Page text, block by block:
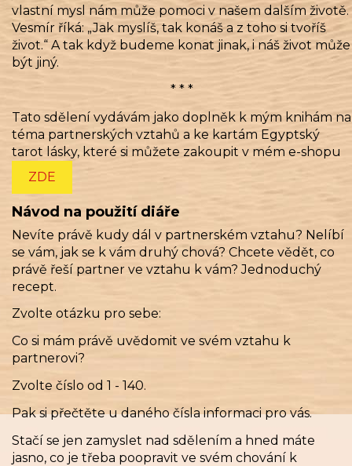
vlastní mysl nám může pomoci v našem dalším životě.
Vesmír říká: „Jak myslíš, tak konáš a z toho si tvoříš
život.“ A tak když budeme konat jinak, i náš život může
být jiný.
* * *
Tato sdělení vydávám jako doplněk k mým knihám na
téma partnerských vztahů a ke kartám Egyptský
tarot lásky, které si můžete zakoupit v mém e-shopu
ZDE
Návod na použití diáře
Nevíte právě kudy dál v partnerském vztahu? Nelíbí
se vám, jak se k vám druhý chová? Chcete vědět, co
právě řeší partner ve vztahu k vám? Jednoduchý
recept.
Zvolte otázku pro sebe:
Co si mám právě uvědomit ve svém vztahu k
partnerovi?
Zvolte číslo od 1 - 140.
Pak si přečtěte u daného čísla informaci pro vás.
Stačí se jen zamyslet nad sdělením a hned máte
jasno, co je třeba poopravit ve svém chování k